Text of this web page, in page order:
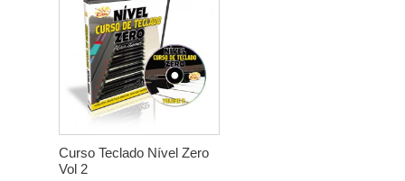
Curso Teclado Nível Zero
Vol 2